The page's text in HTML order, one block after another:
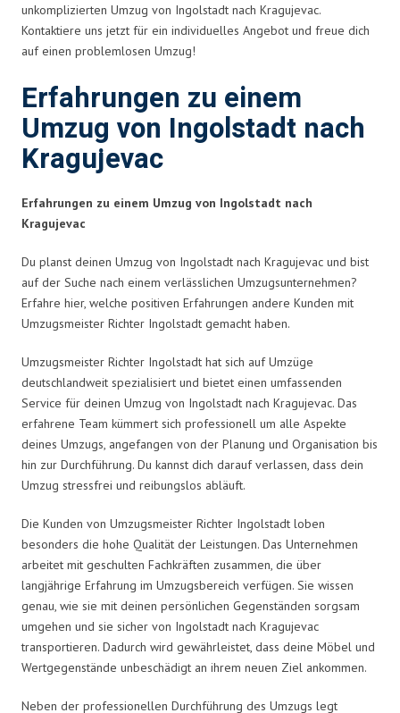
unkomplizierten Umzug von Ingolstadt nach Kragujevac.
Kontaktiere uns jetzt für ein individuelles Angebot und freue dich
auf einen problemlosen Umzug!
Erfahrungen zu einem
Umzug von Ingolstadt nach
Kragujevac
Erfahrungen zu einem Umzug von Ingolstadt nach
Kragujevac
Du planst deinen Umzug von Ingolstadt nach Kragujevac und bist
auf der Suche nach einem verlässlichen Umzugsunternehmen?
Erfahre hier, welche positiven Erfahrungen andere Kunden mit
Umzugsmeister Richter Ingolstadt gemacht haben.
Umzugsmeister Richter Ingolstadt hat sich auf Umzüge
deutschlandweit spezialisiert und bietet einen umfassenden
Service für deinen Umzug von Ingolstadt nach Kragujevac. Das
erfahrene Team kümmert sich professionell um alle Aspekte
deines Umzugs, angefangen von der Planung und Organisation bis
hin zur Durchführung. Du kannst dich darauf verlassen, dass dein
Umzug stressfrei und reibungslos abläuft.
Die Kunden von Umzugsmeister Richter Ingolstadt loben
besonders die hohe Qualität der Leistungen. Das Unternehmen
arbeitet mit geschulten Fachkräften zusammen, die über
langjährige Erfahrung im Umzugsbereich verfügen. Sie wissen
genau, wie sie mit deinen persönlichen Gegenständen sorgsam
umgehen und sie sicher von Ingolstadt nach Kragujevac
transportieren. Dadurch wird gewährleistet, dass deine Möbel und
Wertgegenstände unbeschädigt an ihrem neuen Ziel ankommen.
Neben der professionellen Durchführung des Umzugs legt